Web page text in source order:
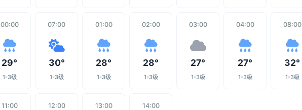
00:00
29°
1-3级
07:00
30°
1-3级
01:00
28°
1-3级
02:00
28°
1-3级
03:00
27°
1-3级
04:00
27°
1-3级
08:00
32°
1-3级
11:00 12:00 13:00 14:00